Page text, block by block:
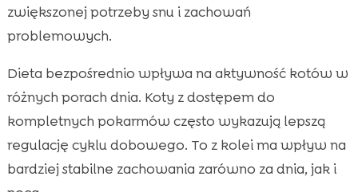
zwiększonej potrzeby snu i zachowań
problemowych.
Dieta bezpośrednio wpływa na aktywność kotów w
różnych porach dnia. Koty z dostępem do
kompletnych pokarmów często wykazują lepszą
regulację cyklu dobowego. To z kolei ma wpływ na
bardziej stabilne zachowania zarówno za dnia, jak i